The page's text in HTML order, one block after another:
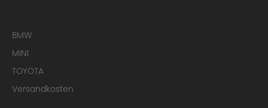
BMW
MINI
TOYOTA
Versandkosten